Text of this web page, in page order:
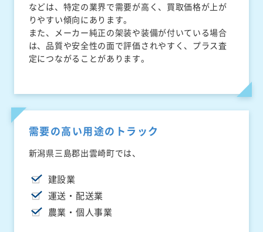
などは、特定の業界で需要が高く、買取価格が上が
りやすい傾向にあります。
また、メーカー純正の架装や装備が付いている場合
は、品質や安全性の面で評価されやすく、プラス査
定につながることがあります。
需要の高い用途のトラック
新潟県三島郡出雲崎町では、
建設業
運送・配送業
農業・個人事業